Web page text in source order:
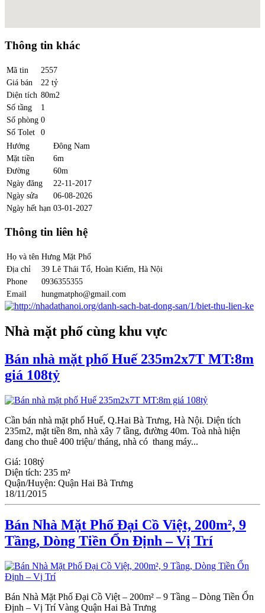
Thông tin khác
Mã tin
2557
Giá bán
22 tỷ
Diện tích 80m2
Số tầng
1
Số phòng 0
Số Tolet
0
Hướng
Đông Nam
Mặt tiền
6m
Đường
60m
Ngày đăng
22-11-2017
Ngày sửa
06-08-2026
Ngày hết hạn 03-01-2027
Thông tin liên hệ
Họ và tên Hưng Mặt Phố
Địa chỉ
39 Lê Thái Tổ, Hoàn Kiếm, Hà Nội
Phone
0936355355
Email
hungmatpho@gmail.com
Nhà mặt phố cùng khu vực
Bán nhà mặt phố Huế 235m2x7T MT:8m
giá 108tỷ
Cần bán nhà mặt phố Huế, Q.Hai Bà Trưng, Hà Nội. Diện tích
235m2, mặt tiền 8m, nhà xây 7 tầng, đường 40m. Toà nhà hiện
đang cho thuê 400 triệu/ tháng, nhà có thang máy...
Giá: 108tỷ
Diện tích: 235 m²
Quận/Huyện: Quận Hai Bà Trưng
18/11/2015
Bán Nhà Mặt Phố Đại Cồ Việt, 200m², 9
Tầng, Dòng Tiền Ổn Định – Vị Trí
Bán Nhà Mặt Phố Đại Cồ Việt – 200m² – 9 Tầng – Dòng Tiền Ổn
Định – Vị Trí Vàng Quận Hai Bà Trưng